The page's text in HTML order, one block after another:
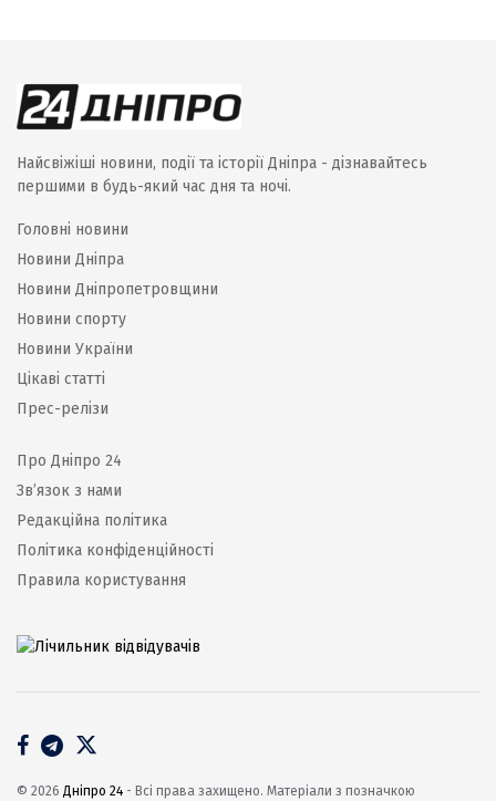
Найсвіжіші новини, події та історії Дніпра - дізнавайтесь
першими в будь-який час дня та ночі.
Головні новини
Новини Дніпра
Новини Дніпропетровщини
Новини спорту
Новини України
Цікаві статті
Прес-релізи
Про Дніпро 24
Зв’язок з нами
Редакційна політика
Політика конфіденційності
Правила користування
© 2026 Дніпро 24 - Всі права захищено. Матеріали з позначкою